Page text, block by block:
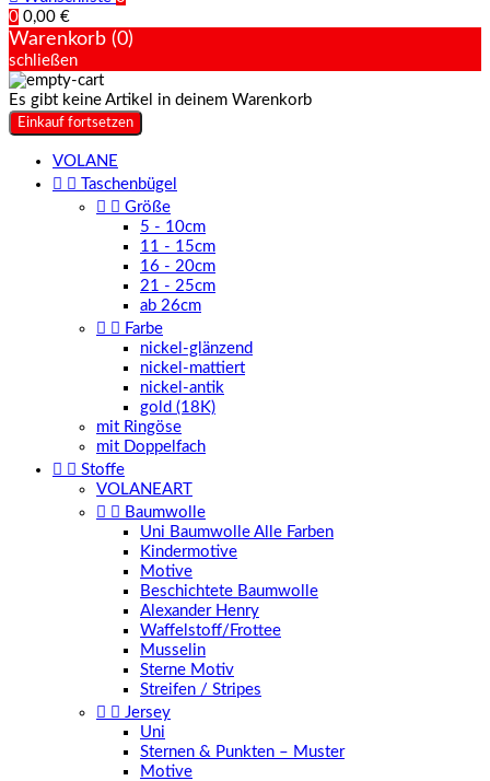
0 0,00 €
Warenkorb (0)
schließen
Es gibt keine Artikel in deinem Warenkorb
Einkauf fortsetzen
VOLANE
 
Taschenbügel
  Größe
5 - 10cm
11 - 15cm
16 - 20cm
21 - 25cm
ab 26cm
  Farbe
nickel-glänzend
nickel-mattiert
nickel-antik
gold (18K)
mit Ringöse
mit Doppelfach
  Stoffe
VOLANEART
  Baumwolle
Uni Baumwolle Alle Farben
Kindermotive
Motive
Beschichtete Baumwolle
Alexander Henry
Waffelstoff/Frottee
Musselin
Sterne Motiv
Streifen / Stripes
  Jersey
Uni
Sternen & Punkten – Muster
Motive